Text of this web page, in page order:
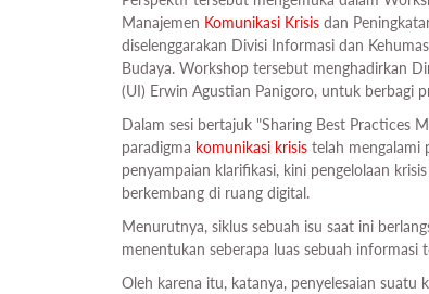
Manajemen Komunikasi Krisis dan
diselenggarakan Divisi Informasi dan
Budaya. Workshop tersebut menghadirkan
(UI) Erwin Agustian Panigoro, untuk berbagi
Dalam sesi bertajuk "Sharing Best Practices
paradigma komunikasi krisis telah mengalami
penyampaian klarifikasi, kini pengelolaan
berkembang di ruang digital.
Menurutnya, siklus sebuah isu saat ini
menentukan seberapa luas sebuah
Oleh karena itu, katanya, penyelesaian